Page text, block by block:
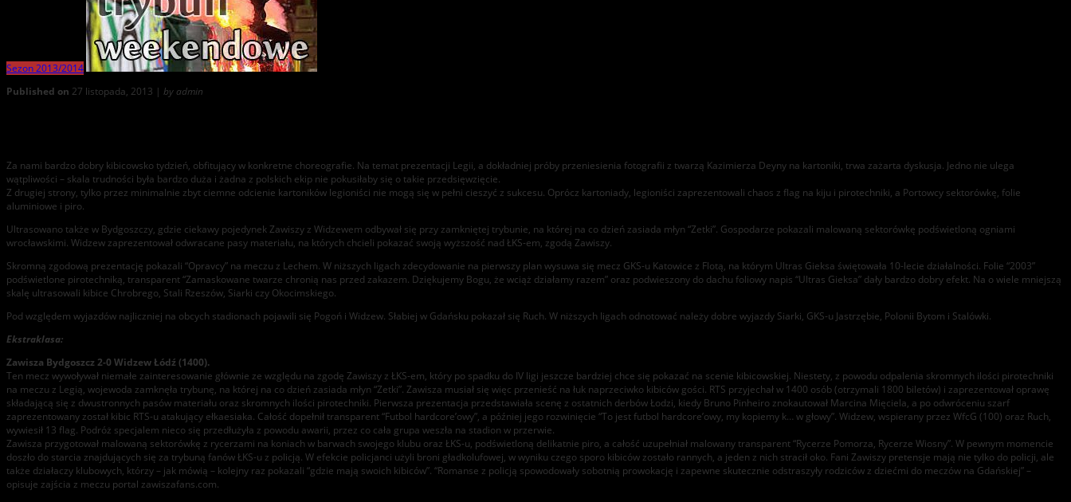
Sezon 2013/2014
Published on 27 listopada, 2013 | by admin
Za nami bardzo dobry kibicowsko tydzień, obfitujący w konkretne choreografie. Na temat prezentacji Legii, a dokładniej próby przeniesienia fotografii z twarzą Kazimierza Deyny na kartoniki, trwa zażarta dyskusja. Jedno nie ulega
wątpliwości – skala trudności była bardzo duża i żadna z polskich ekip nie pokusiłaby się o takie przedsięwzięcie.
Z drugiej strony, tylko przez minimalnie zbyt ciemne odcienie kartoników legioniści nie mogą się w pełni cieszyć z sukcesu. Oprócz kartoniady, legioniści zaprezentowali chaos z flag na kiju i pirotechniki, a Portowcy sektorówkę, folie
aluminiowe i piro.
Ultrasowano także w Bydgoszczy, gdzie ciekawy pojedynek Zawiszy z Widzewem odbywał się przy zamkniętej trybunie, na której na co dzień zasiada młyn “Zetki”. Gospodarze pokazali malowaną sektorówkę podświetloną ogniami
wrocławskimi. Widzew zaprezentował odwracane pasy materiału, na których chcieli pokazać swoją wyższość nad ŁKS-em, zgodą Zawiszy.
Skromną zgodową prezentację pokazali “Opravcy” na meczu z Lechem. W niższych ligach zdecydowanie na pierwszy plan wysuwa się mecz GKS-u Katowice z Flotą, na którym Ultras Gieksa świętowała 10-lecie działalności. Folie “2003”
podświetlone pirotechniką, transparent “Zamaskowane twarze chronią nas przed zakazem. Dziękujemy Bogu, że wciąż działamy razem” oraz podwieszony do dachu foliowy napis “Ultras Gieksa” dały bardzo dobry efekt. Na o wiele mniejszą
skalę ultrasowali kibice Chrobrego, Stali Rzeszów, Siarki czy Okocimskiego.
Pod względem wyjazdów najliczniej na obcych stadionach pojawili się Pogoń i Widzew. Słabiej w Gdańsku pokazał się Ruch. W niższych ligach odnotować należy dobre wyjazdy Siarki, GKS-u Jastrzębie, Polonii Bytom i Stalówki.
Ekstraklasa:
Zawisza Bydgoszcz 2-0 Widzew Łódź (1400).
Ten mecz wywoływał niemałe zainteresowanie głównie ze względu na zgodę Zawiszy z ŁKS-em, który po spadku do IV ligi jeszcze bardziej chce się pokazać na scenie kibicowskiej. Niestety, z powodu odpalenia skromnych ilości pirotechniki
na meczu z Legią, wojewoda zamknęła trybunę, na której na co dzień zasiada młyn “Zetki”. Zawisza musiał się więc przenieść na łuk naprzeciwko kibiców gości. RTS przyjechał w 1400 osób (otrzymali 1800 biletów) i zaprezentował oprawę
składającą się z dwustronnych pasów materiału oraz skromnych ilości pirotechniki. Pierwsza prezentacja przedstawiała scenę z ostatnich derbów Łodzi, kiedy Bruno Pinheiro znokautował Marcina Mięciela, a po odwróceniu szarf
zaprezentowany został kibic RTS-u atakujący ełkaesiaka. Całość dopełnił transparent “Futbol hardcore’owy”, a później jego rozwinięcie “To jest futbol hardcore’owy, my kopiemy k… w głowy”. Widzew, wspierany przez WfcG (100) oraz Ruch,
wywiesił 13 flag. Podróż specjalem nieco się przedłużyła z powodu awarii, przez co cała grupa weszła na stadion w przerwie.
Zawisza przygotował malowaną sektorówkę z rycerzami na koniach w barwach swojego klubu oraz ŁKS-u, podświetloną delikatnie piro, a całość uzupełniał malowany transparent “Rycerze Pomorza, Rycerze Wiosny”. W pewnym momencie
doszło do starcia znajdujących się za trybuną fanów ŁKS-u z policją. W efekcie policjanci użyli broni gładkolufowej, w wyniku czego sporo kibiców zostało rannych, a jeden z nich stracił oko. Fani Zawiszy pretensje mają nie tylko do policji, ale
także działaczy klubowych, którzy – jak mówią – kolejny raz pokazali “gdzie mają swoich kibiców”. “Romanse z policją spowodowały sobotnią prowokację i zapewne skutecznie odstraszyły rodziców z dziećmi do meczów na Gdańskiej” –
opisuje zajścia z meczu portal zawiszafans.com.